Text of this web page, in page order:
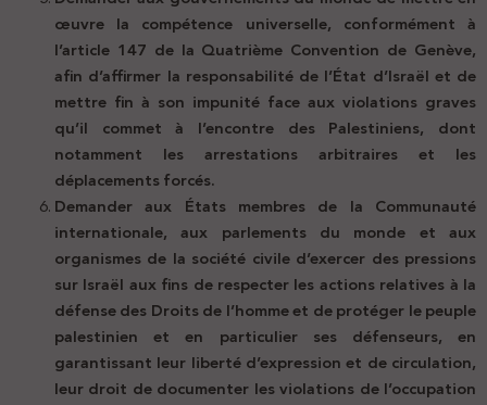
œuvre la compétence universelle, conformément à
l’article 147 de la Quatrième Convention de Genève,
afin d’affirmer la responsabilité de l’État d’Israël et de
mettre fin à son impunité face aux violations graves
qu’il commet à l’encontre des Palestiniens, dont
notamment les arrestations arbitraires et les
déplacements forcés.
Demander aux États membres de la Communauté
internationale, aux parlements du monde et aux
organismes de la société civile d’exercer des pressions
sur Israël aux fins de respecter les actions relatives à la
défense des Droits de l’homme et de protéger le peuple
palestinien et en particulier ses défenseurs, en
garantissant leur liberté d’expression et de circulation,
leur droit de documenter les violations de l’occupation